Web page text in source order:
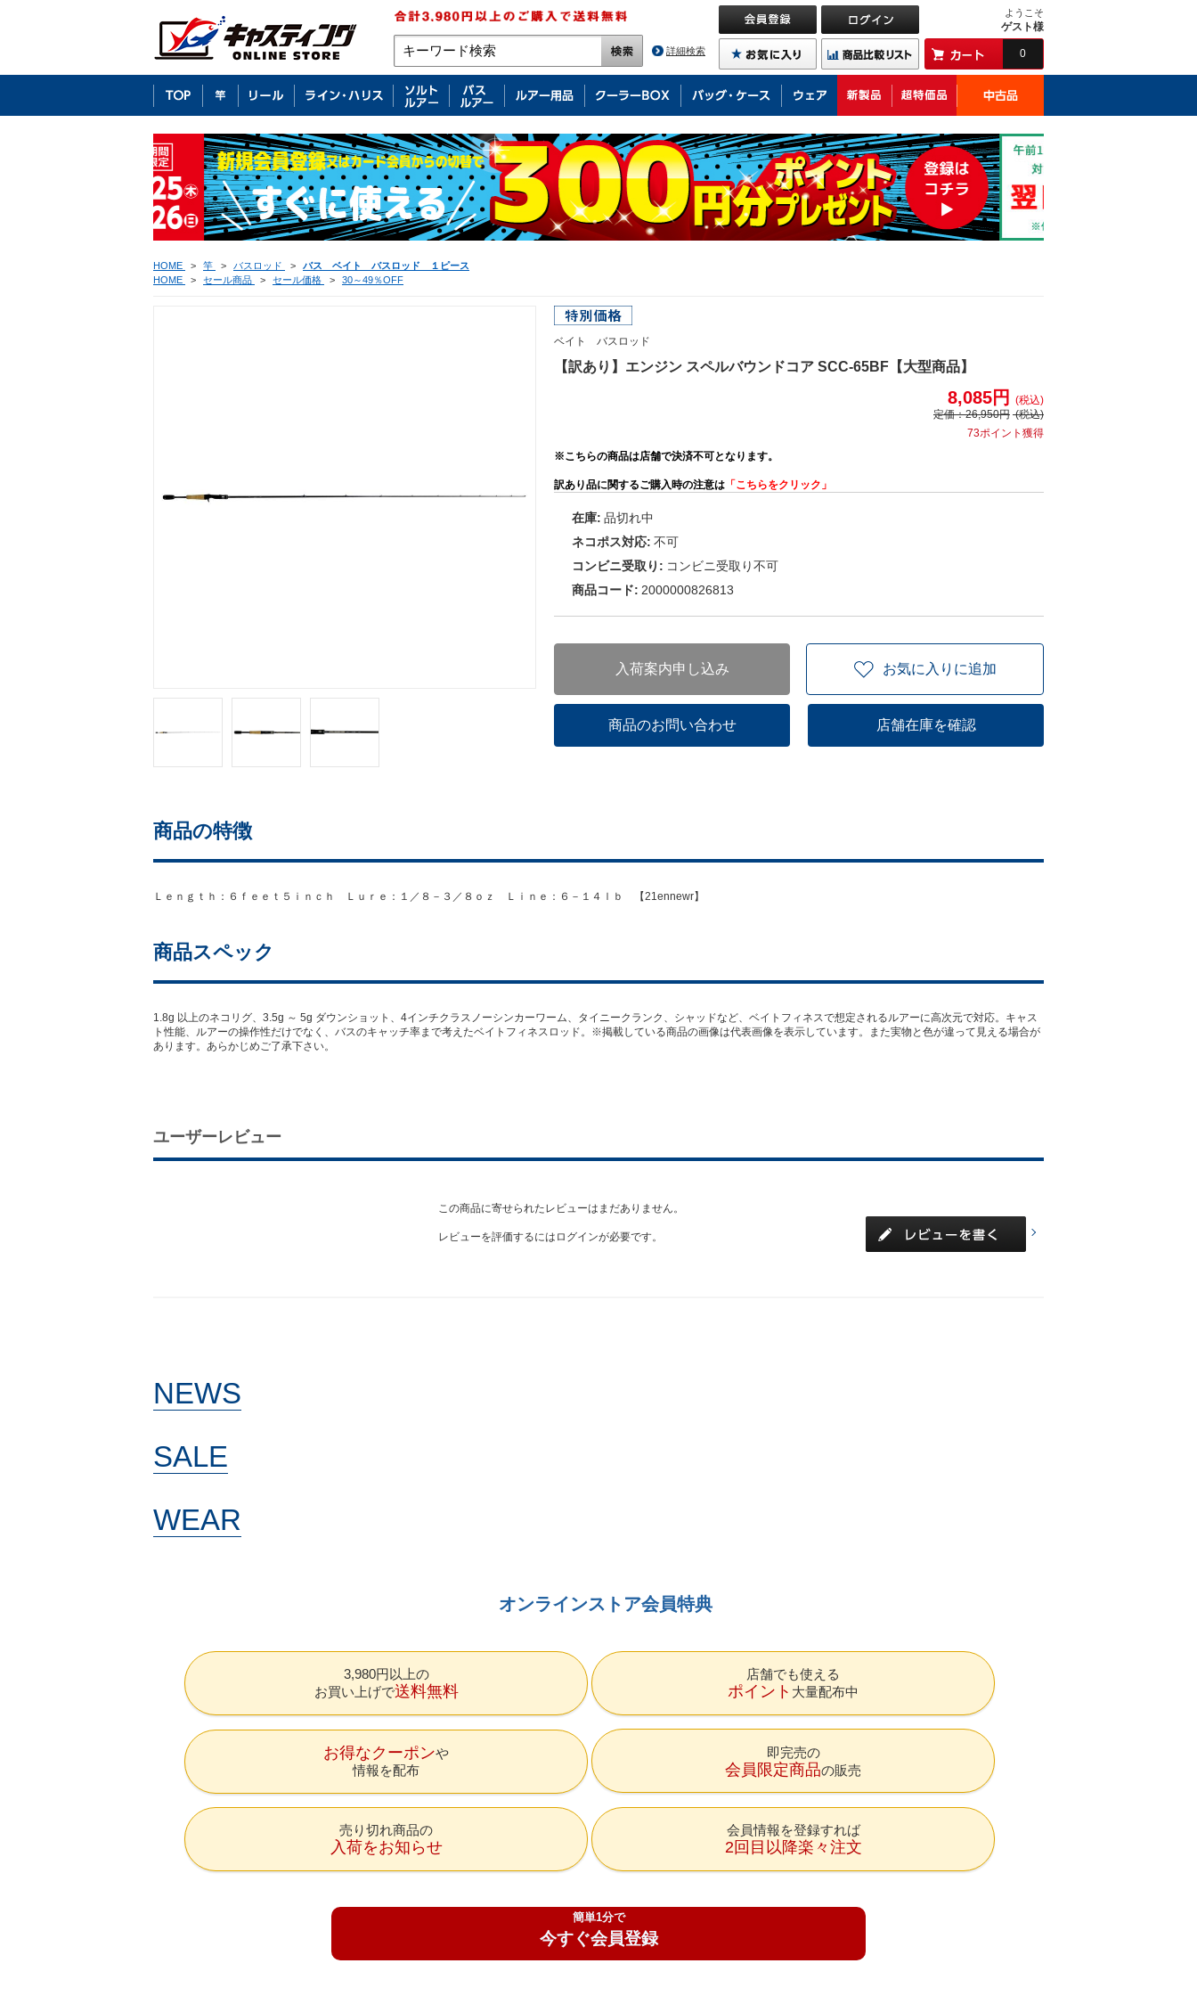
詳細検索
ようこそ
ゲスト様
0
HOME > 竿 > バスロッド >
バス ベイト バスロッド １ピース
HOME
> セール商品 > セール価格 > 30～49％OFF
ベイト バスロッド
【訳あり】エンジン スペルバウンドコア SCC-65BF【大型商品】
8,085円
(税込)
定価：26,950円 (税込)
73ポイント獲得
※こちらの商品は店舗で決済不可となります。
訳あり品に関するご購入時の注意は 「こちらをクリック」
在庫: 品切れ中
ネコポス対応: 不可
コンビニ受取り: コンビニ受取り不可
商品コード: 2000000826813
入荷案内申し込み お気に入りに追加
商品のお問い合わせ 店舗在庫を確認
商品の特徴
Ｌｅｎｇｔｈ：６ｆｅｅｔ５ｉｎｃｈ Ｌｕｒｅ：１／８－３／８ｏｚ Ｌｉｎｅ：６－１４ｌｂ 【21ennewr】
商品スペック
1.8g 以上のネコリグ、3.5g ～ 5g ダウンショット、4インチクラスノーシンカーワーム、タイニークランク、シャッドなど、ベイトフィネスで想定されるルアーに高次元で対応。キャス
ト性能、ルアーの操作性だけでなく、バスのキャッチ率まで考えたベイトフィネスロッド。※掲載している商品の画像は代表画像を表示しています。また実物と色が違って見える場合が
あります。あらかじめご了承下さい。
ユーザーレビュー
この商品に寄せられたレビューはまだありません。
レビューを評価するには ログインが必要です。
NEWS
SALE
WEAR
オンラインストア会員特典
3,980円以上の
お買い上げで送料無料
店舗でも使える
ポイント 大量配布中
お得なクーポン
情報を配布
即完売の
会員限定商品の販売
売り切れ商品の
入荷をお知らせ
会員情報を登録すれば
2回目以降楽々注文
簡単1分で
今すぐ会員登録